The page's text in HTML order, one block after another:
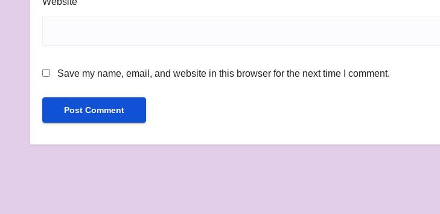
Save my name, email, and website in this browser for the next time I comment.